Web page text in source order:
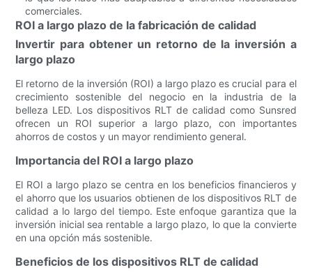
comerciales.
ROI a largo plazo de la fabricación de calidad
Invertir para obtener un retorno de la inversión a
largo plazo
El retorno de la inversión (ROI) a largo plazo es crucial para el
crecimiento sostenible del negocio en la industria de la
belleza LED. Los dispositivos RLT de calidad como Sunsred
ofrecen un ROI superior a largo plazo, con importantes
ahorros de costos y un mayor rendimiento general.
Importancia del ROI a largo plazo
El ROI a largo plazo se centra en los beneficios financieros y
el ahorro que los usuarios obtienen de los dispositivos RLT de
calidad a lo largo del tiempo. Este enfoque garantiza que la
inversión inicial sea rentable a largo plazo, lo que la convierte
en una opción más sostenible.
Beneficios de los dispositivos RLT de calidad